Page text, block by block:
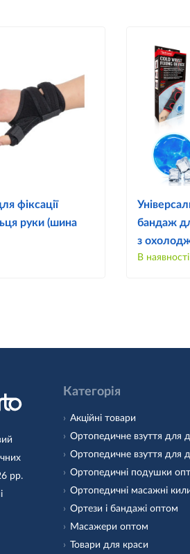
фіксації
руки (шина
бандаж
з
В наявності
рр.
Категорія
Акційні товари
Ортопедичне взуття для
Ортопедичне взуття для
Ортопедичні подушки
Ортопедичні масажні
Ортези і бандажі оптом
Масажери оптом
Товари для краси